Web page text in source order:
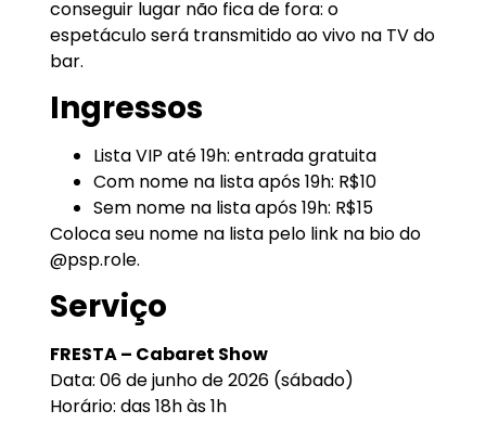
conseguir lugar não fica de fora: o
espetáculo será transmitido ao vivo na TV do
bar.
Ingressos
Lista VIP até 19h: entrada gratuita
Com nome na lista após 19h: R$10
Sem nome na lista após 19h: R$15
Coloca seu nome na lista pelo link na bio do
@psp.role.
Serviço
FRESTA – Cabaret Show
Data: 06 de junho de 2026 (sábado)
Horário: das 18h às 1h